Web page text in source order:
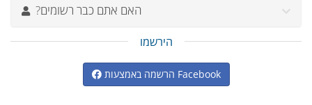
?האם אתם כבר רשומים
הירשמו
הרשמה באמצעות Facebook